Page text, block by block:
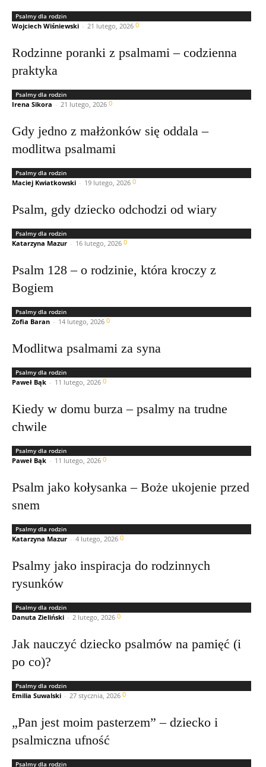
Psalmy dla rodzin
Wojciech Wiśniewski - 21 lutego, 2026 0
Rodzinne poranki z psalmami – codzienna
praktyka
Psalmy dla rodzin
Irena Sikora - 21 lutego, 2026 0
Gdy jedno z małżonków się oddala –
modlitwa psalmami
Psalmy dla rodzin
Maciej Kwiatkowski - 19 lutego, 2026 0
Psalm, gdy dziecko odchodzi od wiary
Psalmy dla rodzin
Katarzyna Mazur - 16 lutego, 2026 0
Psalm 128 – o rodzinie, która kroczy z
Bogiem
Psalmy dla rodzin
Zofia Baran - 14 lutego, 2026 0
Modlitwa psalmami za syna
Psalmy dla rodzin
Paweł Bąk - 11 lutego, 2026 0
Kiedy w domu burza – psalmy na trudne
chwile
Psalmy dla rodzin
Paweł Bąk - 11 lutego, 2026 0
Psalm jako kołysanka – Boże ukojenie przed
snem
Psalmy dla rodzin
Katarzyna Mazur - 4 lutego, 2026 0
Psalmy jako inspiracja do rodzinnych
rysunków
Psalmy dla rodzin
Danuta Zieliński - 2 lutego, 2026 0
Jak nauczyć dziecko psalmów na pamięć (i
po co)?
Psalmy dla rodzin
Emilia Suwalski - 27 stycznia, 2026 0
„Pan jest moim pasterzem” – dziecko i
psalmiczna ufność
Psalmy dla rodzin